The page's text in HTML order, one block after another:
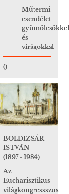
Műtermi
csendélet
gyümölcsökkel
és
virágokkal
()
BOLDIZSÁR
ISTVÁN
(1897 - 1984)
Az
Eucharisztikus
világkongressszus